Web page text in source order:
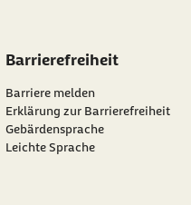
Barrierefreiheit
Barriere melden
Erklärung zur Barrierefreiheit
Gebärdensprache
Leichte Sprache